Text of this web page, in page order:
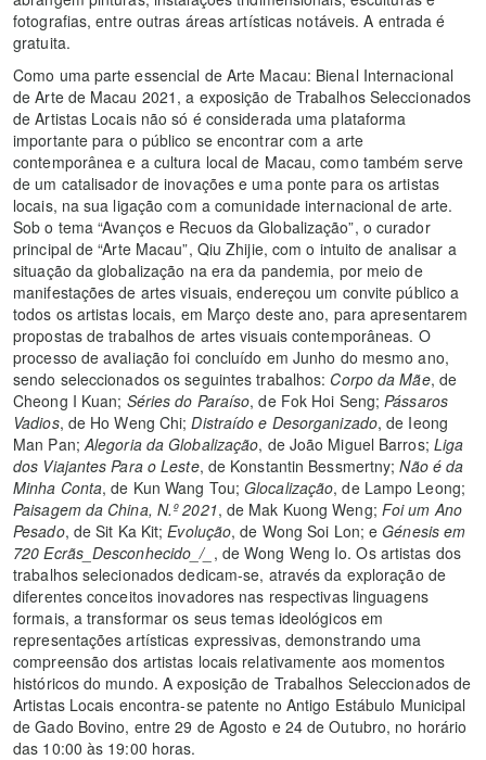
fotografias, entre outras áreas artísticas notáveis. A entrada é
gratuita.
Como uma parte essencial de Arte Macau: Bienal Internacional
de Arte de Macau 2021, a exposição de Trabalhos Seleccionados
de Artistas Locais não só é considerada uma plataforma
importante para o público se encontrar com a arte
contemporânea e a cultura local de Macau, como também serve
de um catalisador de inovações e uma ponte para os artistas
locais, na sua ligação com a comunidade internacional de arte.
Sob o tema “Avanços e Recuos da Globalização”, o curador
principal de “Arte Macau”, Qiu Zhijie, com o intuito de analisar a
situação da globalização na era da pandemia, por meio de
manifestações de artes visuais, endereçou um convite público a
todos os artistas locais, em Março deste ano, para apresentarem
propostas de trabalhos de artes visuais contemporâneas. O
processo de avaliação foi concluído em Junho do mesmo ano,
sendo seleccionados os seguintes trabalhos: Corpo da Mãe, de
Cheong I Kuan; Séries do Paraíso, de Fok Hoi Seng;Pássaros
Vadios, de Ho Weng Chi;Distraído e Desorganizado, de Ieong
Man Pan;Alegoria da Globalização, de João Miguel Barros; Liga
dos Viajantes Para o Leste, de Konstantin Bessmertny;Não é da
Minha Conta, de Kun Wang Tou;Glocalização, de Lampo Leong;
Paisagem da China, N.º 2021, de Mak Kuong Weng; Foi um Ano
Pesado, de Sit Ka Kit;Evolução, de Wong Soi Lon; eGénesis em
720 Ecrãs_Desconhecido_/_ , de Wong Weng Io. Os artistas dos
trabalhos selecionados dedicam-se, através da exploração de
diferentes conceitos inovadores nas respectivas linguagens
formais, a transformar os seus temas ideológicos em
representações artísticas expressivas, demonstrando uma
compreensão dos artistas locais relativamente aos momentos
históricos do mundo. A exposição de Trabalhos Seleccionados de
Artistas Locais encontra-se patente no Antigo Estábulo Municipal
de Gado Bovino, entre 29 de Agosto e 24 de Outubro, no horário
das 10:00 às 19:00 horas.